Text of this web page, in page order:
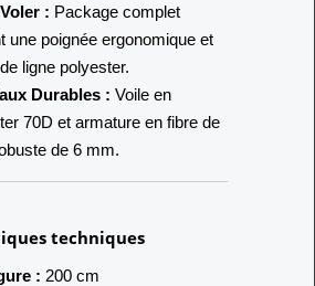
: Package complet
une poignée ergonomique et
ligne polyester.
Durables : Voile en
70D et armature en fibre de
de 6 mm.
techniques
: 200 cm